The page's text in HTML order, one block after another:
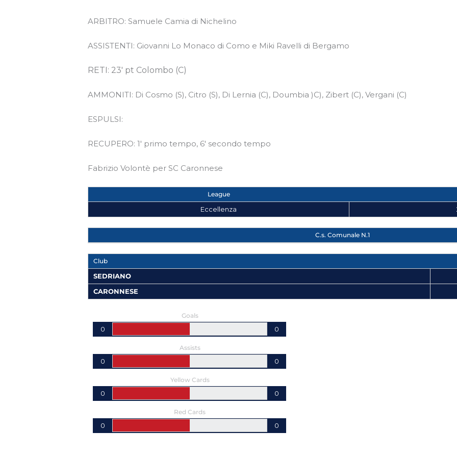
ARBITRO: Samuele Camia di Nichelino
ASSISTENTI: Giovanni Lo Monaco di Como e Miki Ravelli di Bergamo
RETI: 23′ pt Colombo (C)
AMMONITI: Di Cosmo (S), Citro (S), Di Lernia (C), Doumbia )C), Zibert (C), Vergani (C)
ESPULSI:
RECUPERO: 1′ primo tempo, 6′ secondo tempo
Fabrizio Volontè per SC Caronnese
League
Eccellenza
C.s. Comunale N.1
Club
SEDRIANO
CARONNESE
Goals
0 0
Assists
0 0
Yellow Cards
0 0
Red Cards
0 0